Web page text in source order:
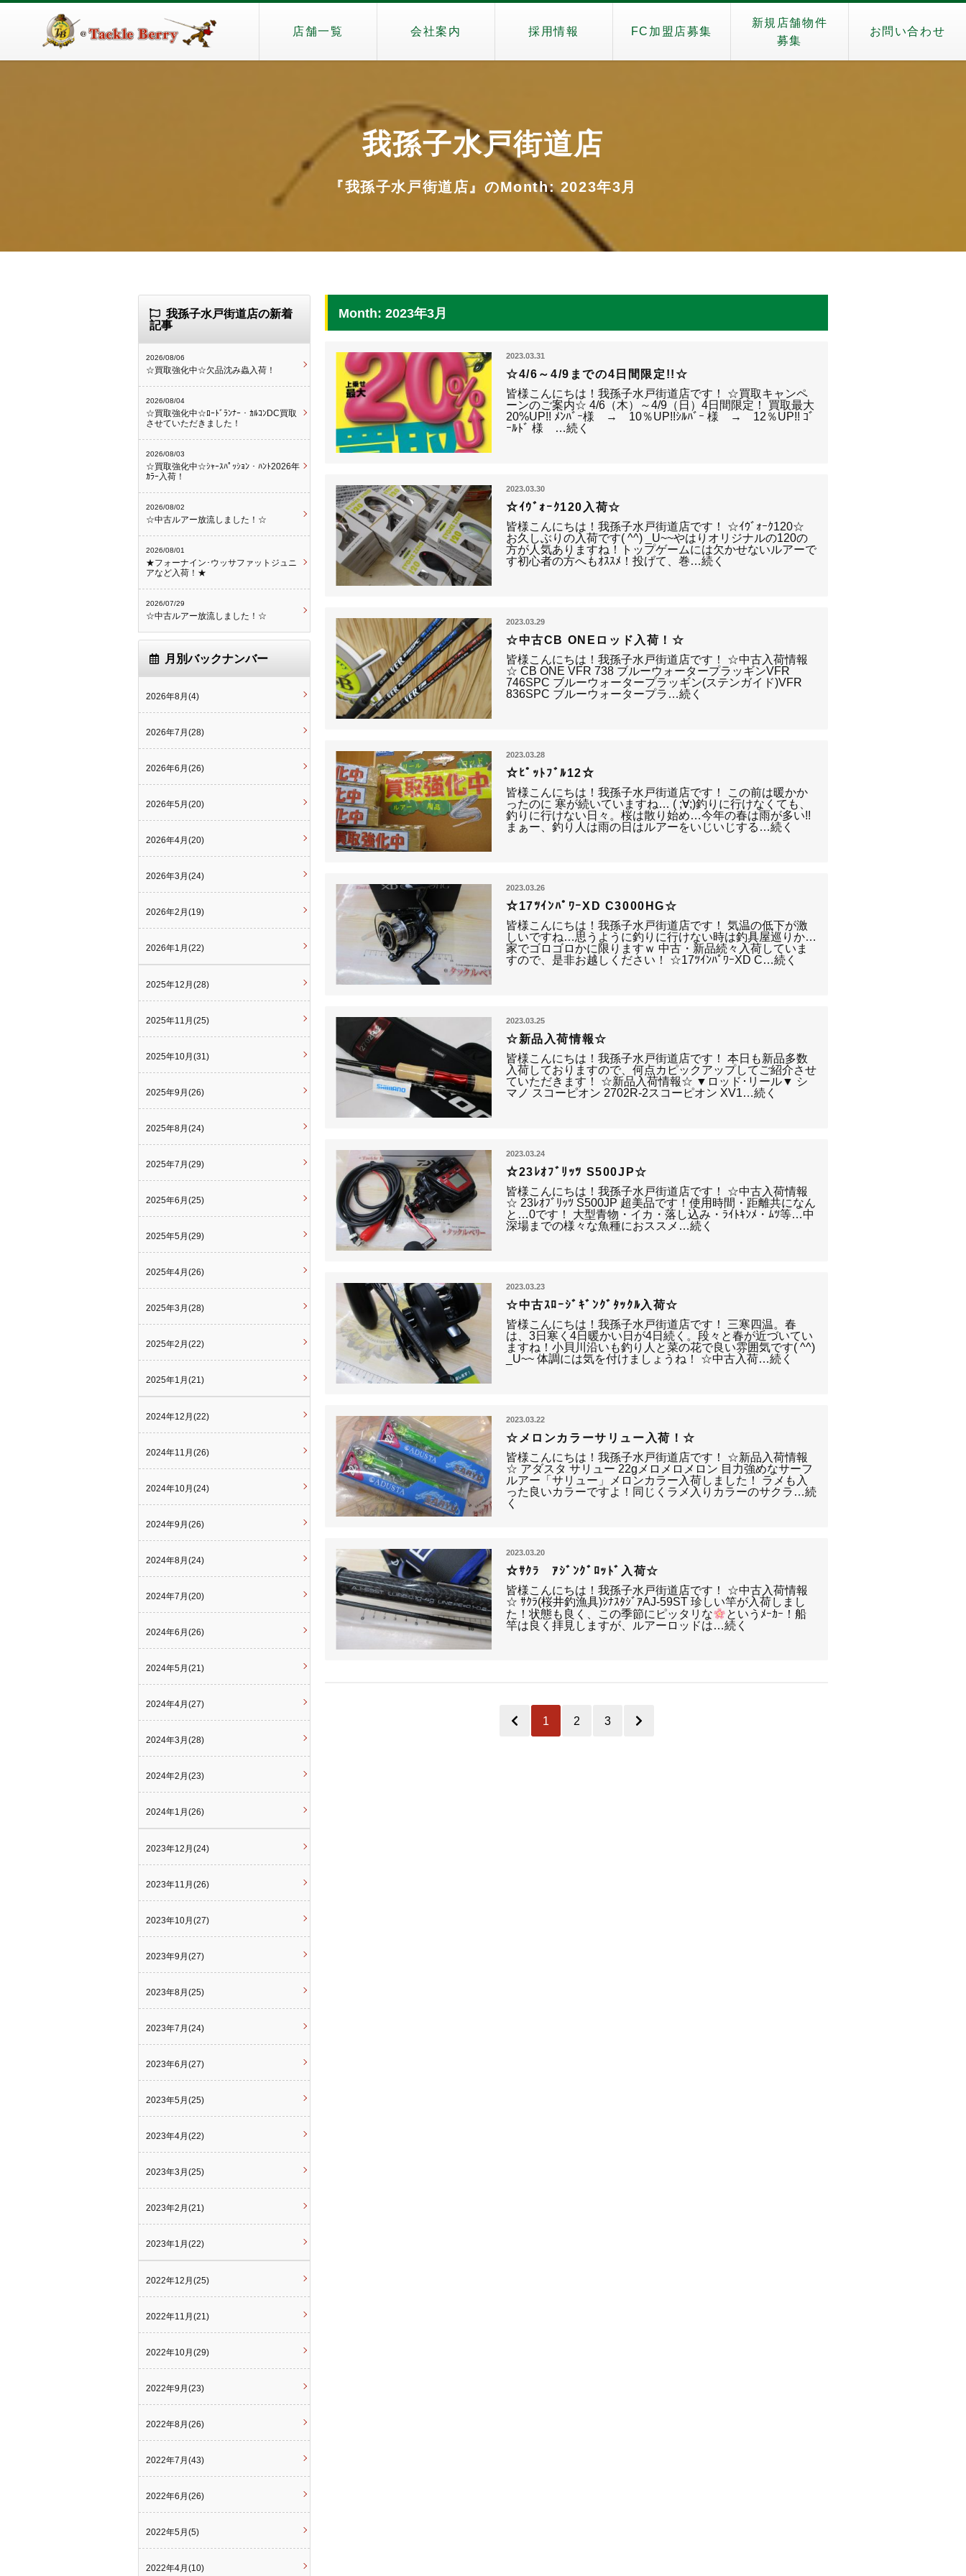
店舗一覧 会社案内 採用情報 FC加盟店募集
新規店舗物件
募集
お問い合わせ
我孫子水戸街道店
『我孫子水戸街道店』のMonth: 2023年3月
Month: 2023年3月
2023.03.31
☆4/6～4/9までの4日間限定!!☆
皆様こんにちは！我孫子水戸街道店です！ ☆買取キャンペ
ーンのご案内☆ 4/6（木）～4/9（日）4日間限定！ 買取最大
20%UP!! ﾒﾝﾊﾞｰ様 → 10％UP!!ｼﾙﾊﾞｰ 様 → 12％UP!! ｺﾞ
ｰﾙﾄﾞ 様 …続く
2023.03.30
☆ｲｳﾞｫｰｸ120入荷☆
皆様こんにちは！我孫子水戸街道店です！ ☆ｲｳﾞｫｰｸ120☆
お久しぶりの入荷です( ^^) _U~~やはりオリジナルの120の
方が人気ありますね！トップゲームには欠かせないルアーで
す初心者の方へもｵｽｽﾒ！投げて、巻…続く
2023.03.29
☆中古CB ONEロッド入荷！☆
皆様こんにちは！我孫子水戸街道店です！ ☆中古入荷情報
☆ CB ONE VFR 738 ブルーウォータープラッギンVFR
746SPC ブルーウォータープラッギン(ステンガイド)VFR
836SPC ブルーウォータープラ…続く
2023.03.28
☆ﾋﾟｯﾄﾌﾞﾙ12☆
皆様こんにちは！我孫子水戸街道店です！ この前は暖かか
ったのに 寒が続いていますね… ( ;∀;)釣りに行けなくても、
釣りに行けない日々。桜は散り始め…今年の春は雨が多い!!
まぁー、釣り人は雨の日はルアーをいじいじする…続く
2023.03.26
☆17ﾂｲﾝﾊﾟﾜｰXD C3000HG☆
皆様こんにちは！我孫子水戸街道店です！ 気温の低下が激
しいですね…思うように釣りに行けない時は釣具屋巡りか…
家でゴロゴロかに限りますｗ 中古・新品続々入荷していま
すので、是非お越しください！ ☆17ﾂｲﾝﾊﾟﾜｰXD C…続く
2023.03.25
☆新品入荷情報☆
皆様こんにちは！我孫子水戸街道店です！ 本日も新品多数
入荷しておりますので、何点カピックアップしてご紹介させ
ていただきます！ ☆新品入荷情報☆ ▼ロッド･リール▼ シ
マノ スコーピオン 2702R-2スコーピオン XV1…続く
2023.03.24
☆23ﾚｵﾌﾞﾘｯﾂ S500JP☆
皆様こんにちは！我孫子水戸街道店です！ ☆中古入荷情報
☆ 23ﾚｵﾌﾞﾘｯﾂ S500JP 超美品です！使用時間・距離共になん
と…0です！ 大型青物・イカ・落し込み・ﾗｲﾄｷﾝﾒ・ﾑﾂ等…中
深場までの様々な魚種におススメ…続く
2023.03.23
☆中古ｽﾛｰｼﾞｷﾞﾝｸﾞﾀｯｸﾙ入荷☆
皆様こんにちは！我孫子水戸街道店です！ 三寒四温。春
は、3日寒く4日暖かい日が4日続く。段々と春が近づいてい
ますね！小貝川沿いも釣り人と菜の花で良い雰囲気です( ^^)
_U~~ 体調には気を付けましょうね！ ☆中古入荷…続く
2023.03.22
☆メロンカラーサリュー入荷！☆
皆様こんにちは！我孫子水戸街道店です！ ☆新品入荷情報
☆ アダスタ サリュー 22gメロメロメロン 目力強めなサーフ
ルアー「サリュー」メロンカラー入荷しました！ ラメも入
った良いカラーですよ！同じくラメ入りカラーのサクラ…続
く
2023.03.20
☆ｻｸﾗ ｱｼﾞﾝｸﾞﾛｯﾄﾞ入荷☆
皆様こんにちは！我孫子水戸街道店です！ ☆中古入荷情報
☆ ｻｸﾗ(桜井釣漁具)ｼﾅｽﾀｼﾞｱAJ-59ST 珍しい竿が入荷しまし
た！状態も良く、この季節にピッタリな
というﾒｰｶｰ！船
竿は良く拝見しますが、ルアーロッドは…続く
1 2 3
我孫子水戸街道店の新着
記事
2026/08/06
☆買取強化中☆欠品沈み蟲入荷！
2026/08/04
☆買取強化中☆ﾛｰﾄﾞﾗﾝﾅｰ・ｶﾙｺﾝDC買取
させていただきました！
2026/08/03
☆買取強化中☆ｼｬｰｽﾊﾟｯｼｮﾝ・ﾊﾝﾄ2026年
ｶﾗｰ入荷！
2026/08/02
☆中古ルアー放流しました！☆
2026/08/01
★フォーナイン･ウッサファットジュニ
アなど入荷！★
2026/07/29
☆中古ルアー放流しました！☆
月別バックナンバー
2026年8月(4)
2026年7月(28)
2026年6月(26)
2026年5月(20)
2026年4月(20)
2026年3月(24)
2026年2月(19)
2026年1月(22)
2025年12月(28)
2025年11月(25)
2025年10月(31)
2025年9月(26)
2025年8月(24)
2025年7月(29)
2025年6月(25)
2025年5月(29)
2025年4月(26)
2025年3月(28)
2025年2月(22)
2025年1月(21)
2024年12月(22)
2024年11月(26)
2024年10月(24)
2024年9月(26)
2024年8月(24)
2024年7月(20)
2024年6月(26)
2024年5月(21)
2024年4月(27)
2024年3月(28)
2024年2月(23)
2024年1月(26)
2023年12月(24)
2023年11月(26)
2023年10月(27)
2023年9月(27)
2023年8月(25)
2023年7月(24)
2023年6月(27)
2023年5月(25)
2023年4月(22)
2023年3月(25)
2023年2月(21)
2023年1月(22)
2022年12月(25)
2022年11月(21)
2022年10月(29)
2022年9月(23)
2022年8月(26)
2022年7月(43)
2022年6月(26)
2022年5月(5)
2022年4月(10)